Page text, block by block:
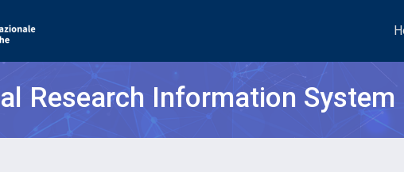
Research Information System